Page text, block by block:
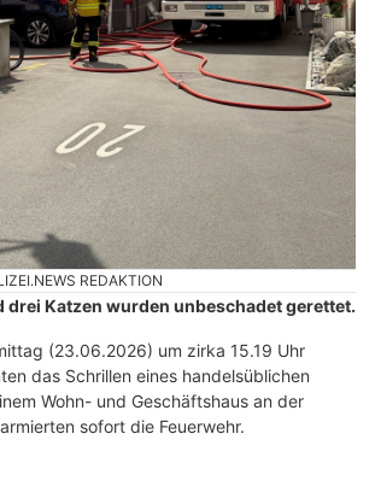
REDAKTION
drei Katzen wurden unbeschadet gerettet.
(23.06.2026) um zirka 15.19 Uhr
das Schrillen eines handelsüblichen
Wohn- und Geschäftshaus an der
sofort die Feuerwehr.